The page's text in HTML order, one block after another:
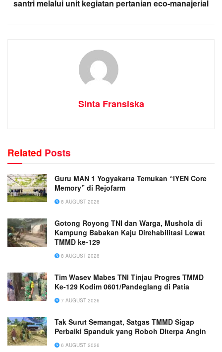
santri melalui unit kegiatan pertanian eco-manajerial
Sinta Fransiska
Related Posts
Guru MAN 1 Yogyakarta Temukan “IYEN Core
Memory” di Rejofarm
8 AUGUST 2026
Gotong Royong TNI dan Warga, Mushola di
Kampung Babakan Kaju Direhabilitasi Lewat
TMMD ke-129
8 AUGUST 2026
Tim Wasev Mabes TNI Tinjau Progres TMMD
Ke-129 Kodim 0601/Pandeglang di Patia
7 AUGUST 2026
Tak Surut Semangat, Satgas TMMD Sigap
Perbaiki Spanduk yang Roboh Diterpa Angin
6 AUGUST 2026